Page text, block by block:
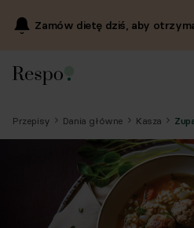
Zamów dietę dziś, aby
Przepisy Dania główne Kasza